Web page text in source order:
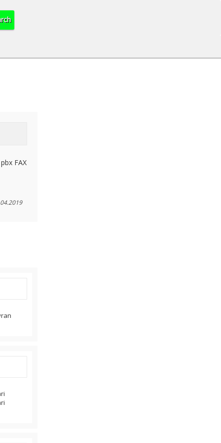
pbx FAX